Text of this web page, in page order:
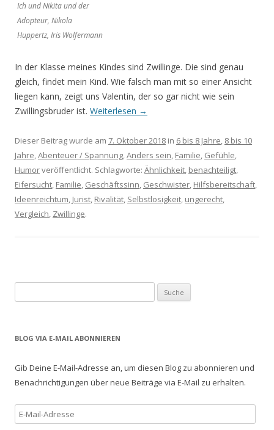
Ich und Nikita und der
Adopteur, Nikola
Huppertz, Iris Wolfermann
In der Klasse meines Kindes sind Zwillinge. Die sind genau
gleich, findet mein Kind. Wie falsch man mit so einer Ansicht
liegen kann, zeigt uns Valentin, der so gar nicht wie sein
Zwillingsbruder ist. Weiterlesen →
Dieser Beitrag wurde am 7. Oktober 2018 in 6 bis 8 Jahre, 8 bis 10
Jahre,Abenteuer / Spannung,Anders sein, Familie, Gefühle,
Humorveröffentlicht. Schlagworte: Ähnlichkeit, benachteiligt,
Eifersucht, Familie, Geschäftssinn, Geschwister, Hilfsbereitschaft,
Ideenreichtum, Jurist, Rivalität, Selbstlosigkeit, ungerecht,
Vergleich, Zwillinge.
u
h
n
a
h
:
BLOG VIA E-MAIL ABONNIEREN
Gib Deine E-Mail-Adresse an, um diesen Blog zu abonnieren und
Benachrichtigungen über neue Beiträge via E-Mail zu erhalten.
-